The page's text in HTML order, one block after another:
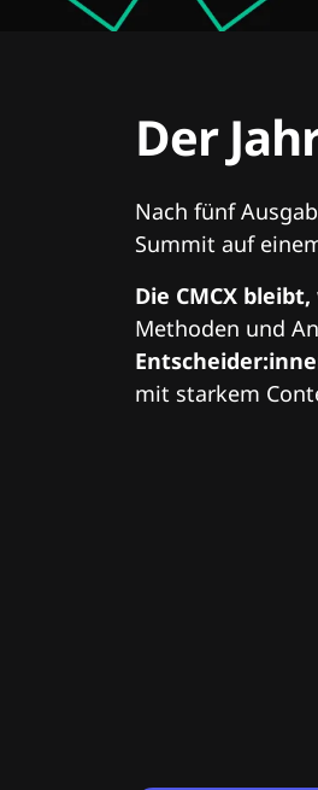
Der
Nach fünf
Summit auf
Die CMCX
Methoden und
mit starkem